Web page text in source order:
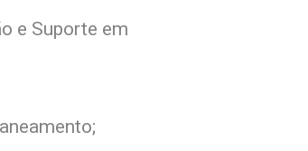
e Suporte em